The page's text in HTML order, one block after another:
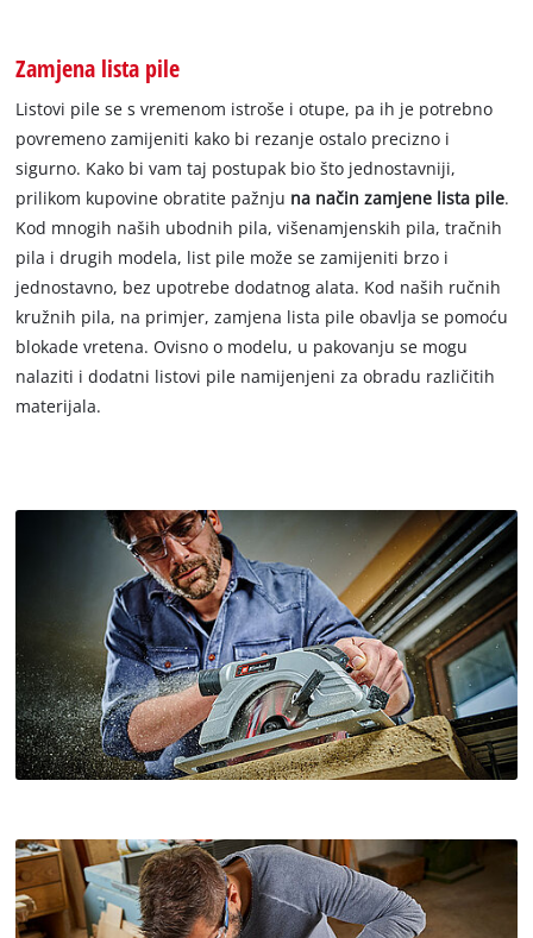
Zamjena lista pile
Listovi pile se s vremenom istroše i otupe, pa ih je potrebno
povremeno zamijeniti kako bi rezanje ostalo precizno i
sigurno. Kako bi vam taj postupak bio što jednostavniji,
prilikom kupovine obratite pažnju na način zamjene lista pile.
Kod mnogih naših ubodnih pila, višenamjenskih pila, tračnih
pila i drugih modela, list pile može se zamijeniti brzo i
jednostavno, bez upotrebe dodatnog alata. Kod naših ručnih
kružnih pila, na primjer, zamjena lista pile obavlja se pomoću
blokade vretena. Ovisno o modelu, u pakovanju se mogu
nalaziti i dodatni listovi pile namijenjeni za obradu različitih
materijala.